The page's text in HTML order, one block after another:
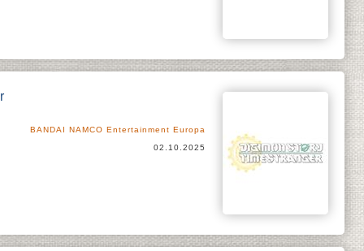
BANDAI NAMCO Entertainment Europa
02.10.2025